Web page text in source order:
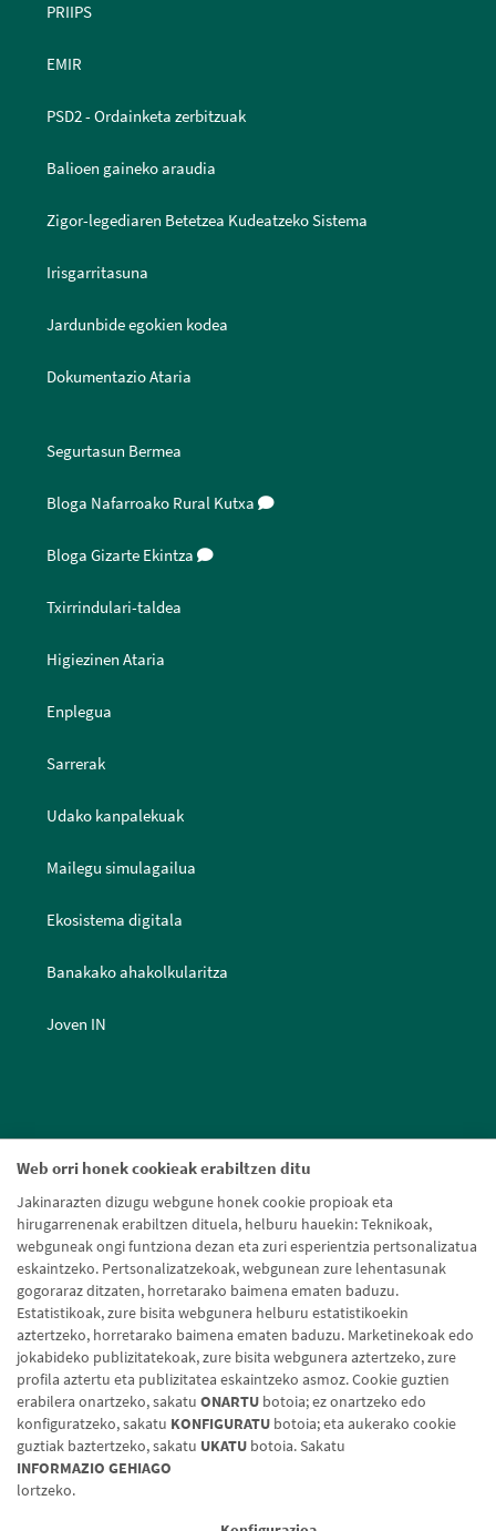
Web orri honek cookieak erabiltzen ditu
Jakinarazten dizugu webgune honek cookie propioak eta
hirugarrenenak erabiltzen dituela, helburu hauekin: Teknikoak,
webguneak ongi funtziona dezan eta zuri esperientzia pertsonalizatua
eskaintzeko. Pertsonalizatzekoak, webgunean zure lehentasunak
gogoraraz ditzaten, horretarako baimena ematen baduzu.
Estatistikoak, zure bisita webgunera helburu estatistikoekin
aztertzeko, horretarako baimena ematen baduzu. Marketinekoak edo
jokabideko publizitatekoak, zure bisita webgunera aztertzeko, zure
profila aztertu eta publizitatea eskaintzeko asmoz. Cookie guztien
erabilera onartzeko, sakatu ONARTU botoia; ez onartzeko edo
konfiguratzeko, sakatu KONFIGURATU botoia; eta aukerako cookie
guztiak baztertzeko, sakatu UKATU botoia. Sakatu
INFORMAZIO GEHIAGO
lortzeko.
PRIIPS
EMIR
PSD2 - Ordainketa zerbitzuak
Balioen gaineko araudia
Zigor-legediaren Betetzea Kudeatzeko Sistema
Irisgarritasuna
Jardunbide egokien kodea
Dokumentazio Ataria
Segurtasun Bermea
Bloga Nafarroako Rural Kutxa
Bloga Gizarte Ekintza
Txirrindulari-taldea
Higiezinen Ataria
Enplegua
Sarrerak
Udako kanpalekuak
Mailegu simulagailua
Ekosistema digitala
Banakako ahakolkularitza
Joven IN
Lege-oharra Cookien politika Datuen babesa